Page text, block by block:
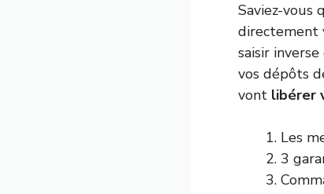
Saviez-vous
directement
saisir
vos dépôts
vont libérer
Les
3